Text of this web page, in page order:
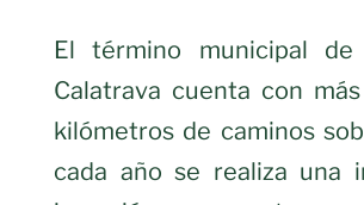
El término municipal
Calatrava cuenta con
kilómetros de caminos
cada año se realiza una